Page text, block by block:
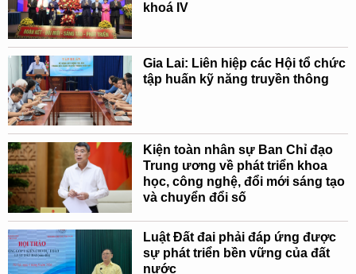
khoá IV
Gia Lai: Liên hiệp các Hội tổ chức
tập huấn kỹ năng truyền thông
Kiện toàn nhân sự Ban Chỉ đạo
Trung ương về phát triển khoa
học, công nghệ, đổi mới sáng tạo
và chuyển đổi số
Luật Đất đai phải đáp ứng được
sự phát triển bền vững của đất
nước